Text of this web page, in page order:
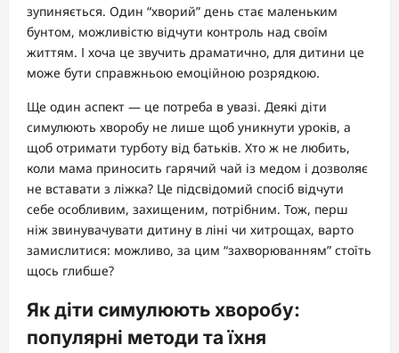
зупиняється. Один “хворий” день стає маленьким
бунтом, можливістю відчути контроль над своїм
життям. І хоча це звучить драматично, для дитини це
може бути справжньою емоційною розрядкою.
Ще один аспект — це потреба в увазі. Деякі діти
симулюють хворобу не лише щоб уникнути уроків, а
щоб отримати турботу від батьків. Хто ж не любить,
коли мама приносить гарячий чай із медом і дозволяє
не вставати з ліжка? Це підсвідомий спосіб відчути
себе особливим, захищеним, потрібним. Тож, перш
ніж звинувачувати дитину в ліні чи хитрощах, варто
замислитися: можливо, за цим “захворюванням” стоїть
щось глибше?
Як діти симулюють хворобу:
популярні методи та їхня